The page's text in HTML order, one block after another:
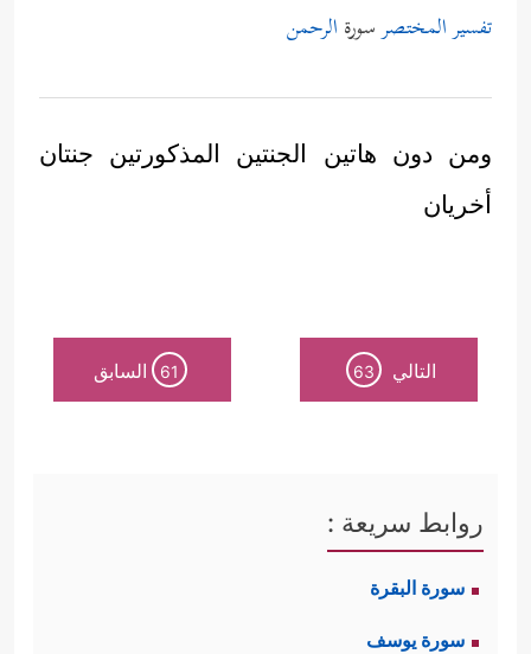
تفسير المختصرسورة الرحمن
ومن دون هاتين الجنتين المذكورتين جنتان
أخريان
التالي 63
61 السابق
روابط سريعة :
سورة البقرة
سورة يوسف